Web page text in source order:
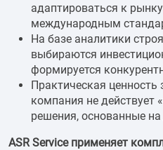
адаптироваться к
международным
На базе аналитики
выбираются
формируется
Практическая
компания не действует
решения, основанные
ASR Service применяет